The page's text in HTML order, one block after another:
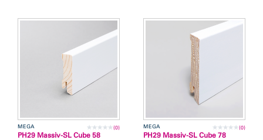
MEGA (0)
PH29 Massiv-SL Cube 58
MEGA (0)
PH29 Massiv-SL Cube 78